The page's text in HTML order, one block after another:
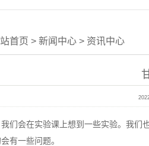
首页 > 新闻中心 > 资讯中心
们会在实验课上想到一些实验。我们
有一些问题。